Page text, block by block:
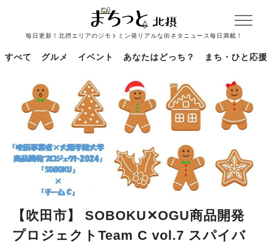
毎日更新！北摂エリアのジモトミン発リアルな街ネタニュース毎日満載！
すべて グルメ イベント あなたはどっち？ まち・ひと応援
【吹田市】 SOBOKU✕OGU商品開発
プロジェクトTeam C vol.7 スパイバ